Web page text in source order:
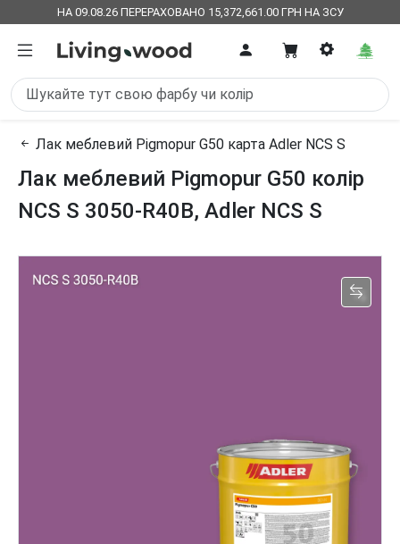
НА 09.08.26 ПЕРЕРАХОВАНО 15,372,661.00 ГРН НА ЗСУ
Лак меблевий Pigmopur G50 карта Adler NCS S
Лак меблевий Pigmopur G50 колір
NCS S 3050-R40B, Adler NCS S